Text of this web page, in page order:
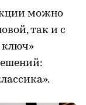
можно
так и с
ключ»